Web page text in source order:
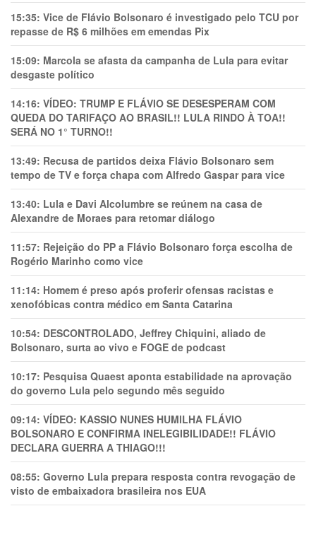
15:35: Vice de Flávio Bolsonaro é investigado pelo TCU por
repasse de R$ 6 milhões em emendas Pix
15:09: Marcola se afasta da campanha de Lula para evitar
desgaste político
14:16: VÍDEO: TRUMP E FLÁVIO SE DESESPERAM COM
QUEDA DO TARIFAÇO AO BRASIL!! LULA RINDO À TOA!!
SERÁ NO 1° TURNO!!
13:49: Recusa de partidos deixa Flávio Bolsonaro sem
tempo de TV e força chapa com Alfredo Gaspar para vice
13:40: Lula e Davi Alcolumbre se reúnem na casa de
Alexandre de Moraes para retomar diálogo
11:57: Rejeição do PP a Flávio Bolsonaro força escolha de
Rogério Marinho como vice
11:14: Homem é preso após proferir ofensas racistas e
xenofóbicas contra médico em Santa Catarina
10:54: DESCONTROLADO, Jeffrey Chiquini, aliado de
Bolsonaro, surta ao vivo e FOGE de podcast
10:17: Pesquisa Quaest aponta estabilidade na aprovação
do governo Lula pelo segundo mês seguido
09:14: VÍDEO: KASSIO NUNES HUMlLHA FLÁVIO
BOLSONARO E CONFIRMA INELEGIBILIDADE!! FLÁVIO
DECLARA GUERRA A THIAGO!!!
08:55: Governo Lula prepara resposta contra revogação de
visto de embaixadora brasileira nos EUA